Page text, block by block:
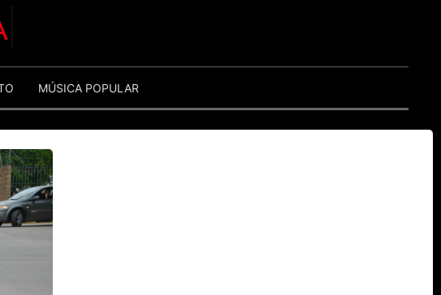
MÚSICA POPULAR